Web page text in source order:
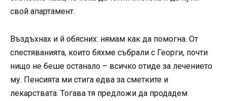
свой апартамент.
Въздъхнах и й обясних: нямам как да помогна. От
спестяванията, които бяхме събрали с Георги, почти
нищо не беше останало – всичко отиде за лечението
му. Пенсията ми стига едва за сметките и
лекарствата. Тогава тя предложи да продадем